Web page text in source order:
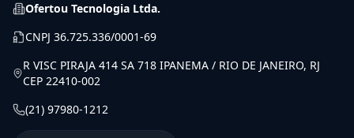
Ofertou Tecnologia Ltda.
CNPJ 36.725.336/0001-69
R VISC PIRAJA 414 SA 718 IPANEMA / RIO DE JANEIRO, RJ
CEP 22410-002
(21) 97980-1212